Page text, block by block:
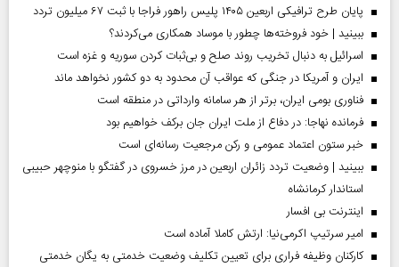
پایان طرح ترافیکی اربعین ۱۴۰۵ پلیس راهور فراجا با ثبت ۶۷ میلیون تردد
ببینید | خود فروخته‌ها چطور با موساد همکاری می‌کردند؟
اسرائیل به دنبال تخریب روند صلح و بی‌ثبات کردن سوریه و غزه است
ایران و آمریکا در جنگی که عواقب آن محدود به دو کشور نخواهد ماند
فناوری بومی ایران، برتر از هر سامانه وارداتی در منطقه است
فرمانده نهاجا: در دفاع از ملت ایران جان برکف خواهیم بود
خبر ستون اعتماد عمومی و رکن مرجعیت رسانه‌ای است
ببینید | وضعیت تردد زائران اربعین در مرز خسروی در گفتگو با منوچهر حبیبی
استاندار کرمانشاه
اینترنت بی افسار
امیر سرتیپ اکرمی‌نیا: ارتش کاملا آماده است
کارکنان وظیفه فراری برای تعیین تکلیف وضعیت خدمتی به یگان خدمتی